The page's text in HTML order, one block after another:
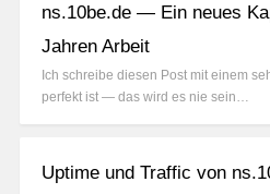
ns.10be.de — Ein neues
Jahren Arbeit
Ich schreibe diesen Post mit einem
perfekt ist — das wird es nie sein…
Uptime und Traffic von